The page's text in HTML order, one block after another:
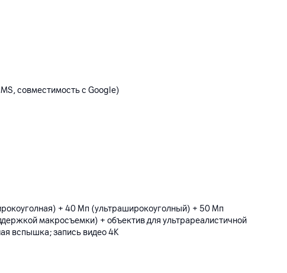
совместимость с Google)
+ 40 Мп (ультраширокоуголный) + 50 Мп
макросъемки) + объектив для ультрареалистичной
вспышка; запись видео 4K